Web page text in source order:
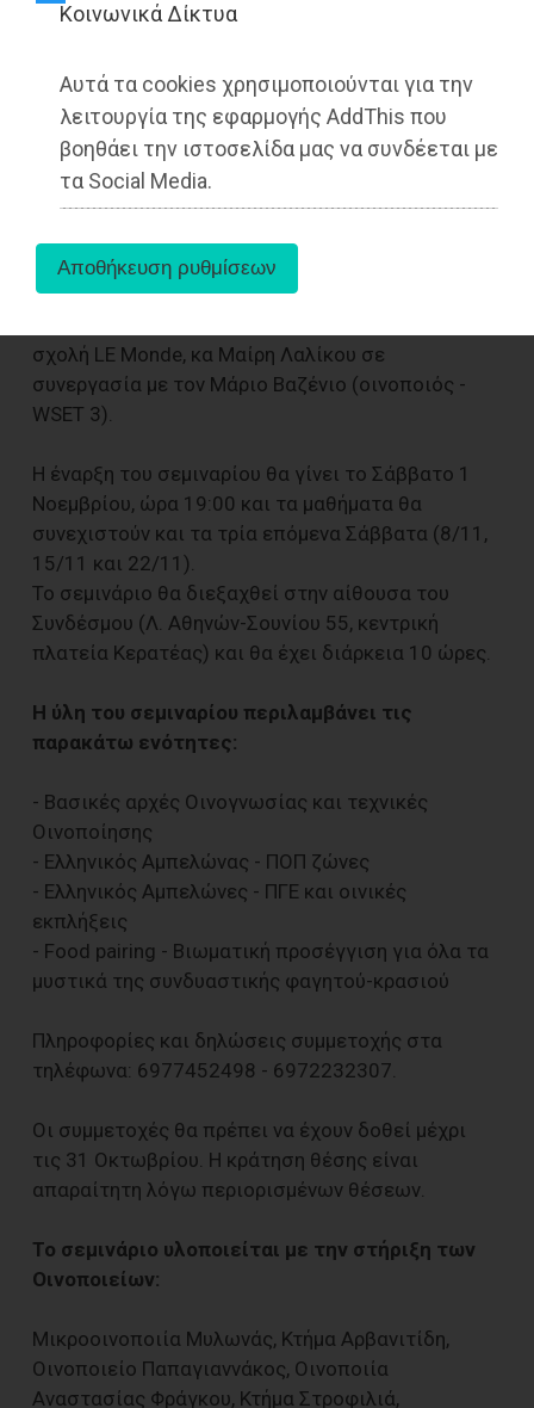
Kοινωνικά Δίκτυα
Αυτά τα cookies χρησιμοποιούνται για την
λειτουργία της εφαρμογής AddThis που
βοηθάει την ιστοσελίδα μας να συνδέεται με
τα Social Media.
Η «ΧΡΥΣΗ ΤΟΜΗ» Κερατέας με την ευκαιρία της
συμπλήρωσης των πενήντα χρόνων του
Συνδέσμου αποφάσισε την διοργάνωση του
όγδοου σεμιναρίου «Οινογευσιγνωσίας».
ΤΟΜΗΣ» που έχει γίνει θεσμός θα υλοποιηθεί και
φέτος με ανανεωμένη ύλη. Εισηγήτρια του θα
σχολή LE Monde, κα Μαίρη Λαλίκου σε
συνεργασία με τον Μάριο Βαζένιο (οινοποιός -
WSET 3).
Η έναρξη του σεμιναρίου θα γίνει το Σάββατο 1
Νοεμβρίου, ώρα 19:00 και τα μαθήματα θα
συνεχιστούν και τα τρία επόμενα Σάββατα (8/11,
15/11 και 22/11).
Το σεμινάριο θα διεξαχθεί στην αίθουσα του
Συνδέσμου (Λ. Αθηνών-Σουνίου 55, κεντρική
πλατεία Κερατέας) και θα έχει διάρκεια 10 ώρες.
Η ύλη του σεμιναρίου περιλαμβάνει τις
παρακάτω ενότητες:
- Βασικές αρχές Οινογνωσίας και τεχνικές
Οινοποίησης
- Ελληνικός Αμπελώνας - ΠΟΠ ζώνες
- Ελληνικός Αμπελώνες - ΠΓΕ και οινικές
εκπλήξεις
- Food pairing - Βιωματική προσέγγιση για όλα τα
μυστικά της συνδυαστικής φαγητού-κρασιού
Πληροφορίες και δηλώσεις συμμετοχής στα
τηλέφωνα: 6977452498 - 6972232307.
Οι συμμετοχές θα πρέπει να έχουν δοθεί μέχρι
τις 31 Οκτωβρίου. Η κράτηση θέσης είναι
απαραίτητη λόγω περιορισμένων θέσεων.
Το σεμινάριο υλοποιείται με την στήριξη των
Οινοποιείων:
Μικροοινοποιία Μυλωνάς, Κτήμα Αρβανιτίδη,
Οινοποιείο Παπαγιαννάκος, Οινοποιία
Αναστασίας Φράγκου, Κτήμα Στροφιλιά,